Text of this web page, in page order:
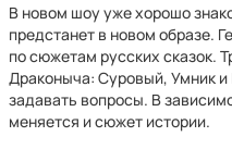
В новом шоу уже хорошо
предстанет в новом образе.
по сюжетам русских сказок.
Драконыча: Суровый, Умник
задавать вопросы. В
меняется и сюжет истории.